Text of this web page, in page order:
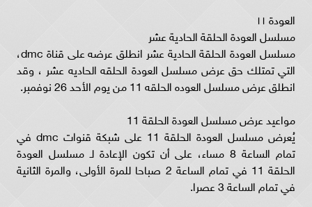
العودة ١١
مسلسل العودة الحلقة الحادية عشر
مسلسل العودة الحلقة الحادية عشر انطلق عرضه على قناة dmc،
التي تمتلك حق عرض مسلسل العودة الحلقه الحاديه عشر ، وقد
انطلق عرض مسلسل العوده الحلقه 11 من يوم الأحد 26 نوفمبر.
مواعيد عرض مسلسل العودة الحلقة 11
يُعرض مسلسل العودة الحلقة 11 على شبكة قنوات dmc في
تمام الساعة 8 مساء، على أن تكون الإعادة لـ مسلسل العودة
الحلقة 11 في تمام الساعة 2 صباحا للمرة الأولى، والمرة الثانية
في تمام الساعة 3 عصرا.